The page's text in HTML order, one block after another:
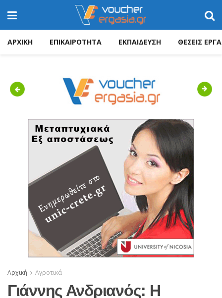
ΑΡΧΙΚΗ ΕΠΙΚΑΙΡΟΤΗΤΑ ΕΚΠΑΙΔΕΥΣΗ ΘΕΣΕΙΣ
Previous Next
Αρχική Αγροτικά
Γιάννης Ανδριανός: Η